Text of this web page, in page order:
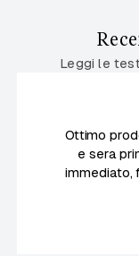
Leggi le
Ottimo
e sera
immediato,